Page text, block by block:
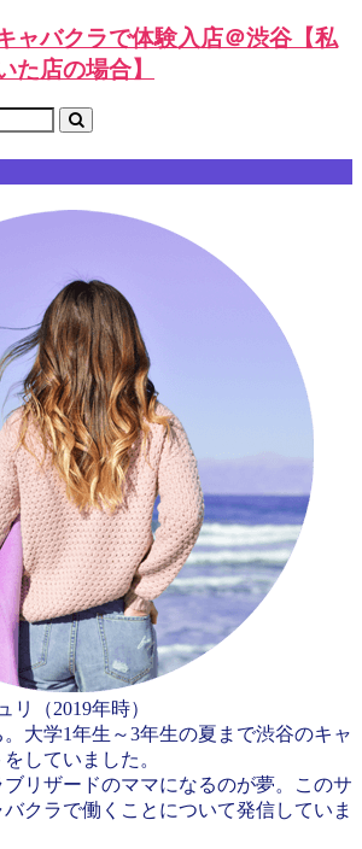
ャバクラで体験入店＠渋谷【私
た店の場合】
リ（2019年時）
大学1年生～3年生の夏まで渋谷のキャ
していました。
リザードのママになるのが夢。このサ
クラで働くことについて発信していま